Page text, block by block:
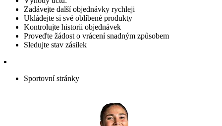
Zadávejte další objednávky rychleji
Ukládejte si své oblíbené produkty
Kontrolujte historii objednávek
Proveďte žádost o vrácení snadným způsobem
Sledujte stav zásilek
Sportovní stránky